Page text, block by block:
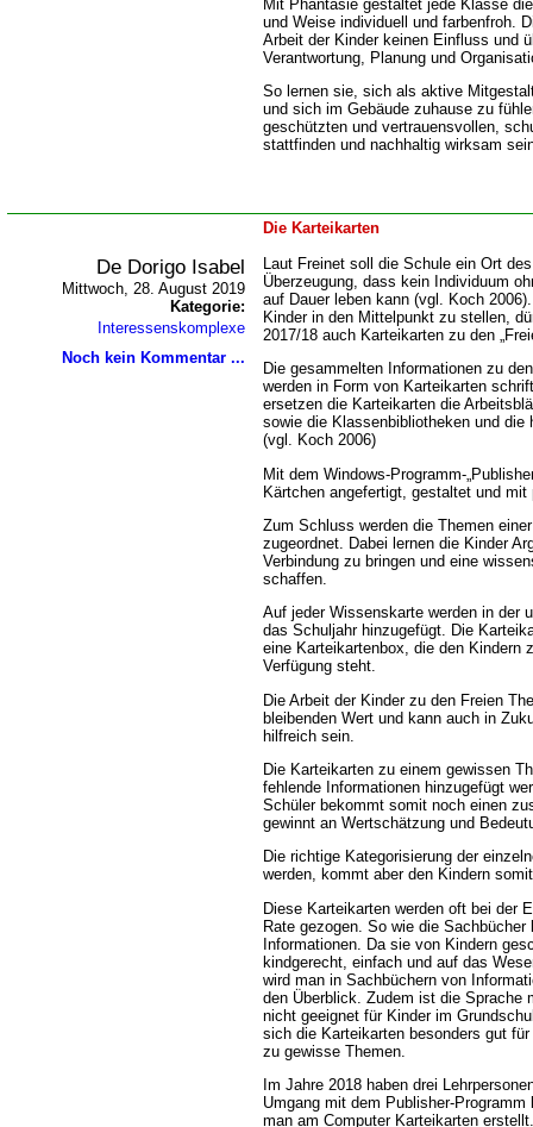
Mit Phantasie gestaltet jede Klasse
und Weise individuell und farbenfroh.
Arbeit der Kinder keinen Einfluss und
Verantwortung, Planung und
So lernen sie, sich als aktive
und sich im Gebäude zuhause zu
geschützten und vertrauensvollen,
stattfinden und nachhaltig wirksam
Die Karteikarten
De Dorigo Isabel
Mittwoch, 28. August 2019
Kategorie:
Interessenskomplexe
Noch kein Kommentar ...
Laut Freinet soll die Schule ein Ort
Überzeugung, dass kein Individuum
auf Dauer leben kann (vgl. Koch
Kinder in den Mittelpunkt zu stellen,
2017/18 auch Karteikarten zu den
Die gesammelten Informationen zu
werden in Form von Karteikarten
ersetzen die Karteikarten die
sowie die Klassenbibliotheken und die
(vgl. Koch 2006)
Mit dem Windows-Programm-
Kärtchen angefertigt, gestaltet und
Zum Schluss werden die Themen
zugeordnet. Dabei lernen die Kinder
Verbindung zu bringen und eine
schaffen.
Auf jeder Wissenskarte werden in der
das Schuljahr hinzugefügt. Die
eine Karteikartenbox, die den Kindern
Verfügung steht.
Die Arbeit der Kinder zu den Freien
bleibenden Wert und kann auch in
hilfreich sein.
Die Karteikarten zu einem gewissen
fehlende Informationen hinzugefügt
Schüler bekommt somit noch einen
gewinnt an Wertschätzung und
Die richtige Kategorisierung der
werden, kommt aber den Kindern
Diese Karteikarten werden oft bei der
Rate gezogen. So wie die
Informationen. Da sie von Kindern
kindgerecht, einfach und auf das
wird man in Sachbüchern von
den Überblick. Zudem ist die Sprache
nicht geeignet für Kinder im
sich die Karteikarten besonders gut
zu gewisse Themen.
Im Jahre 2018 haben drei
Umgang mit dem Publisher-
man am Computer Karteikarten